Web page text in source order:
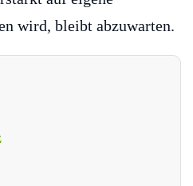
wird, bleibt abzuwarten.